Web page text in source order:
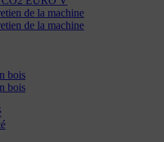
de la machine
de la machine
bois
bois